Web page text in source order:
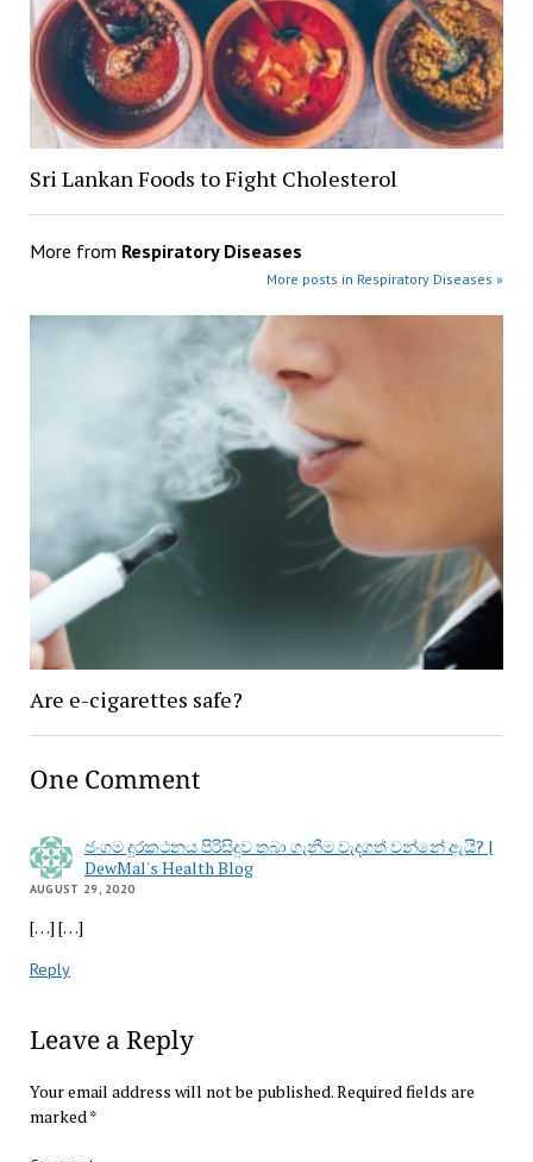
Sri Lankan Foods to Fight Cholesterol
More from Respiratory Diseases
More posts in Respiratory Diseases »
Are e-cigarettes safe?
One Comment
ජංගම දුරකථනය පිරිසිදුව තබා ගැනීම වැදගත් වන්නේ ඇයි? |
DewMal's Health Blog
AUGUST 29, 2020
[…] […]
Reply
Leave a Reply
Your email address will not be published.Required fields are
marked*